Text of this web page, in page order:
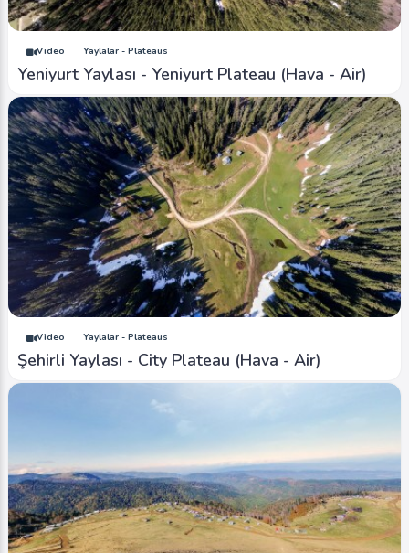
Video Yaylalar - Plateaus
Yeniyurt Yaylası - Yeniyurt Plateau (Hava - Air)
Video Yaylalar - Plateaus
Şehirli Yaylası - City Plateau (Hava - Air)